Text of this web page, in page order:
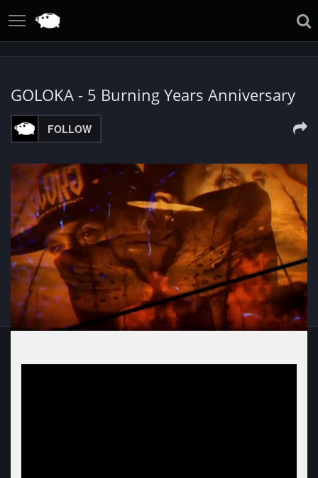
GOLOKA - 5 Burning Years Anniversary
FOLLOW